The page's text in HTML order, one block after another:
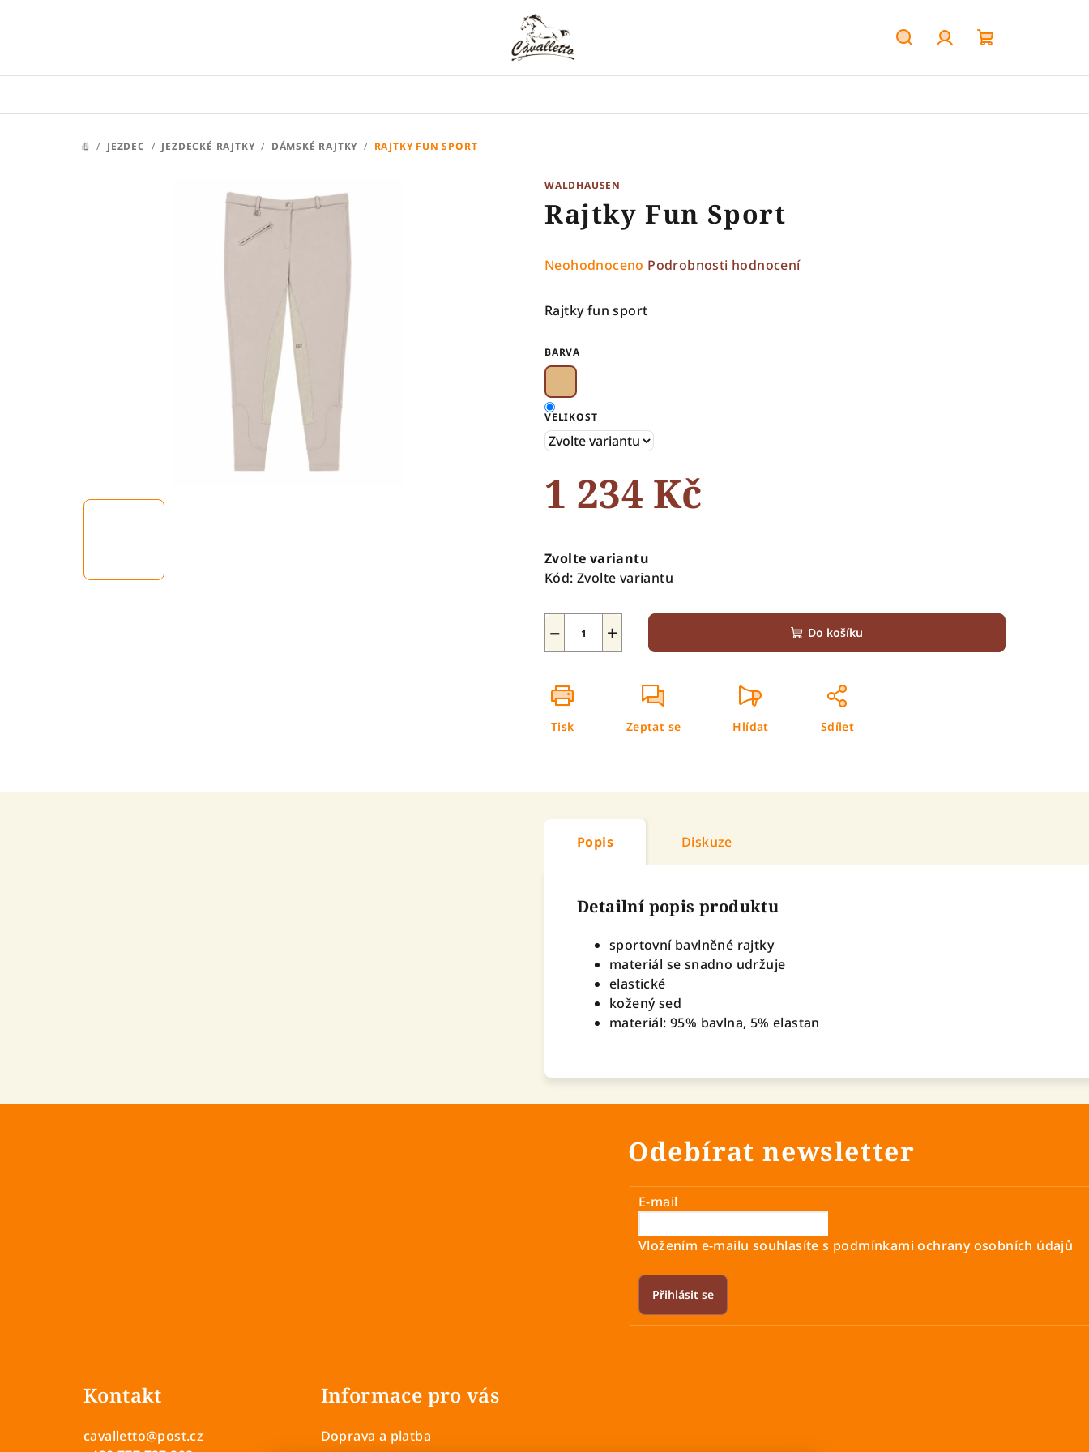
košík
DOMŮ
/ JEZDEC / JEZDECKÉ RAJTKY / DÁMSKÉ RAJTKY / RAJTKY FUN SPORT
WALDHAUSEN
Rajtky Fun Sport
Průměrné
produktu
z
hvězdiček.
Neohodnoceno Podrobnosti hodnocení
Rajtky fun sport
BARVA
VELIKOST
1 234 Kč
cena:
Zvolte variantu
Kód: Zvolte variantu
+
− Do košíku
Tisk Zeptat se Hlídat Sdílet
Popis Diskuze
Detailní popis produktu
sportovní bavlněné rajtky
materiál se snadno udržuje
elastické
kožený sed
materiál: 95% bavlna, 5% elastan
Odebírat newsletter
E-mail
Vložením e-mailu souhlasíte s podmínkami ochrany osobních údajů
Přihlásit se
Kontakt
cavalletto@post.cz
Informace pro vás
Doprava a platba